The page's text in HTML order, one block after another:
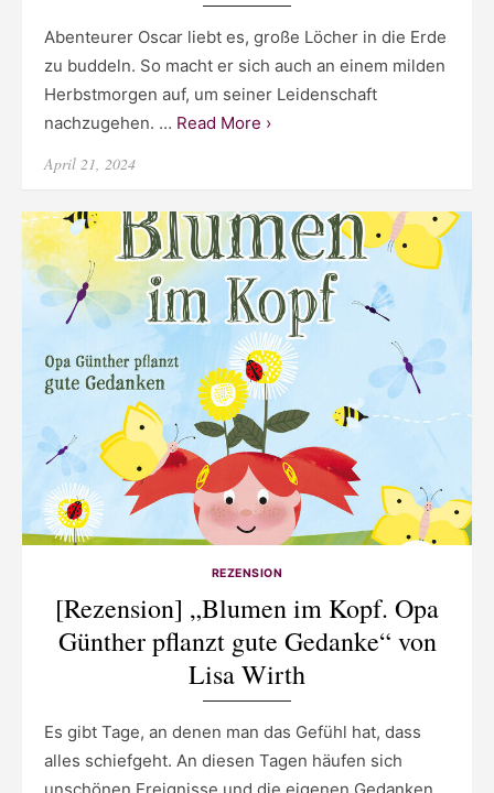
Abenteurer Oscar liebt es, große Löcher in die Erde
zu buddeln. So macht er sich auch an einem milden
Herbstmorgen auf, um seiner Leidenschaft
nachzugehen. … Read More ›
Posted
April 21, 2024
REZENSION
[Rezension] „Blumen im Kopf. Opa
Günther pflanzt gute Gedanke“ von
Lisa Wirth
Es gibt Tage, an denen man das Gefühl hat, dass
alles schiefgeht. An diesen Tagen häufen sich